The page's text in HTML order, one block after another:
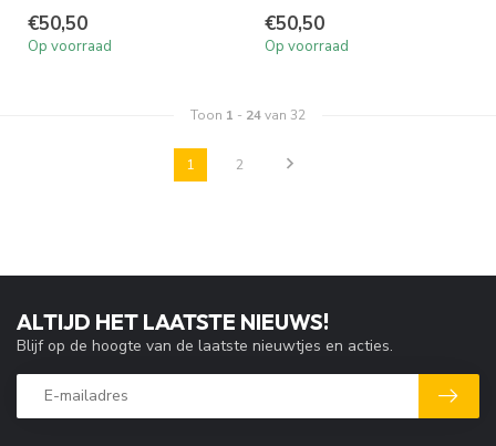
€50,50
Op voorraad
€50,50
Op voorraad
Toon 1 - 24van 32
1 2
ALTIJD HET LAATSTE NIEUWS!
Blijf op de hoogte van de laatste nieuwtjes en acties.